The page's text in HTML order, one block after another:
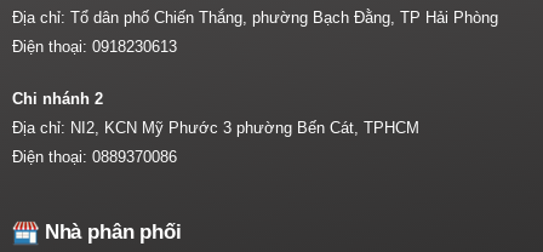
Địa chỉ: Tổ dân phố Chiến Thắng, phường Bạch Đằng, TP Hải Phòng
Điện thoại: 0918230613
Chi nhánh 2
Địa chỉ: NI2, KCN Mỹ Phước 3 phường Bến Cát, TPHCM
Điện thoại: 0889370086
Nhà phân phối